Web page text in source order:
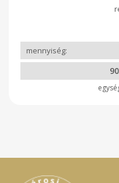
kalciumban . Emellett
mangánt , A , B , C és K
ajánlott mennyiség 1-2
csomagolás hátoldalán